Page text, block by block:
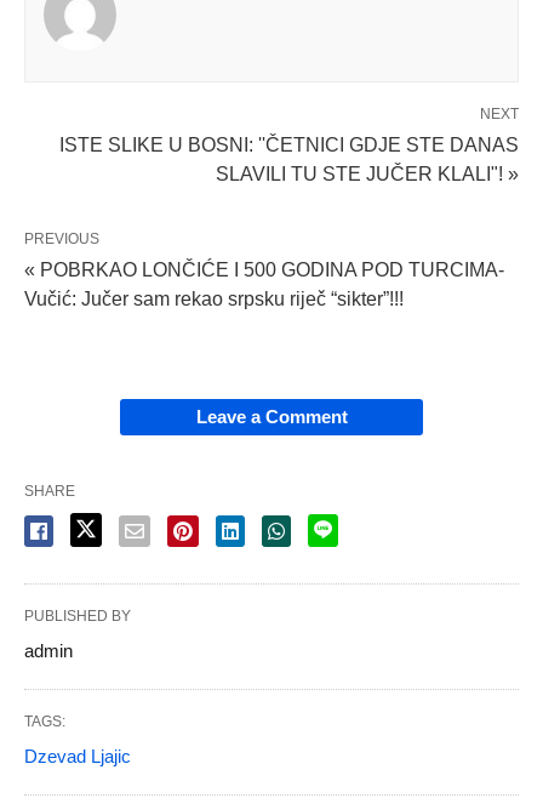
NEXT
ISTE SLIKE U BOSNI: ''ČETNICI GDJE STE DANAS
SLAVILI TU STE JUČER KLALI"! »
PREVIOUS
« POBRKAO LONČIĆE I 500 GODINA POD TURCIMA-
Vučić: Jučer sam rekao srpsku riječ “sikter”!!!
Leave a Comment
SHARE
PUBLISHED BY
admin
TAGS:
Dzevad Ljajic